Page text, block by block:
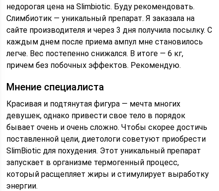
недорогая цена на Slimbiotic. Буду рекомендовать.
Слимбиотик — уникальный препарат. Я заказала на
сайте производителя и через 3 дня получила посылку. С
каждым днем после приема ампул мне становилось
легче. Вес постепенно снижался. В итоге — 6 кг,
причем без побочных эффектов. Рекомендую.
Мнение специалиста
Красивая и подтянутая фигура — мечта многих
девушек, однако привести свое тело в порядок
бывает очень и очень сложно. Чтобы скорее достичь
поставленной цели, диетологи советуют приобрести
SlimBiotic для похудения. Этот уникальный препарат
запускает в организме термогенный процесс,
который расщепляет жиры и стимулирует выработку
энергии.